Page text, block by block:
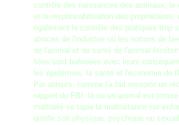
contrôle des naissances des animaux, le
et la responsabilisation des propriétaires,
également le contrôle des pratiques trop
atroces de l'industrie où les notions de
de l'animal et de santé de l'animal
liées sont bafouées avec leurs
les épidémies, la santé et l'économie de
Par ailleurs, comme l'a fait ressortir un
rapport du FBI, là où un animal est
maltraité se tapie la maltraitance sur
qu'elle soit physique, psychique ou